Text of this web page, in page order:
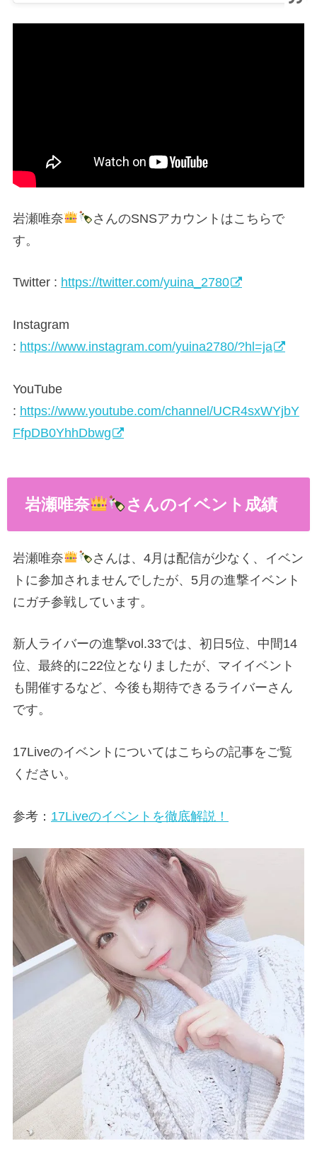
岩瀬唯奈
さんのSNSアカウントはこちらで
す。
Twitter : https://twitter.com/yuina_2780
Instagram
: https://www.instagram.com/yuina2780/?hl=ja
YouTube
: https://www.youtube.com/channel/UCR4sxWYjbY
FfpDB0YhhDbwg
岩瀬唯奈 さんのイベント成績
岩瀬唯奈
さんは、4月は配信が少なく、イベン
トに参加されませんでしたが、5月の進撃イベント
にガチ参戦しています。
新人ライバーの進撃vol.33では、初日5位、中間14
位、最終的に22位となりましたが、マイイベント
も開催するなど、今後も期待できるライバーさん
です。
17Liveのイベントについてはこちらの記事をご覧
ください。
参考： 17Liveのイベントを徹底解説！